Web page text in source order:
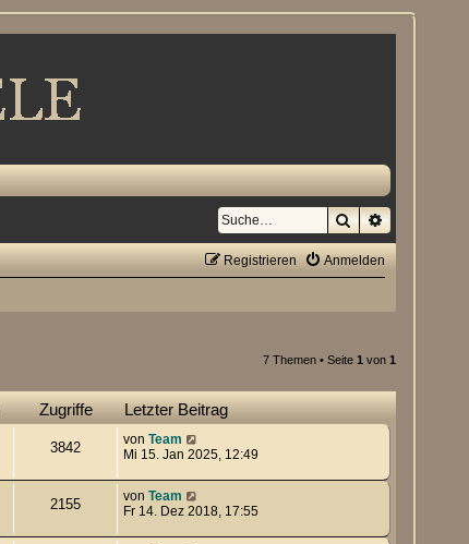
SucheErweiterte
Anmelden
Registrieren
7 Themen • Seite 1 von 1
Zugriffe Letzter Beitrag
3842 von Team
Mi 15. Jan 2025, 12:49
2155 von Team
Fr 14. Dez 2018, 17:55